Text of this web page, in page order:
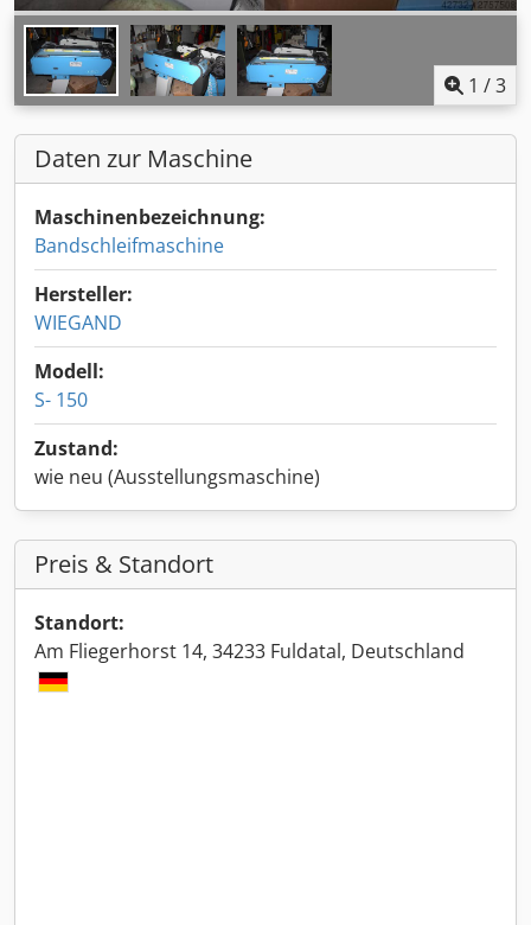
1 /3
Daten zur Maschine
Maschinenbezeichnung:
Bandschleifmaschine
Hersteller:
WIEGAND
Modell:
S- 150
Zustand:
wie neu (Ausstellungsmaschine)
Preis & Standort
Standort:
Am Fliegerhorst 14, 34233 Fuldatal, Deutschland